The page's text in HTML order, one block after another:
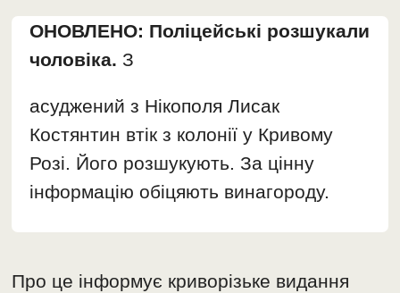
ОНОВЛЕНО: Поліцейські розшукали
чоловіка. З
асуджений з Нікополя Лисак
Костянтин втік з колонії у Кривому
Розі. Його розшукують. За цінну
інформацію обіцяють винагороду.
Про це інформує криворізьке видання